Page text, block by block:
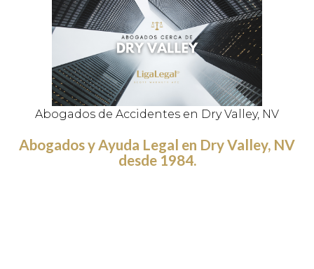
Abogados de Accidentes en Dry Valley, NV
Abogados y Ayuda Legal en Dry Valley, NV
desde 1984.